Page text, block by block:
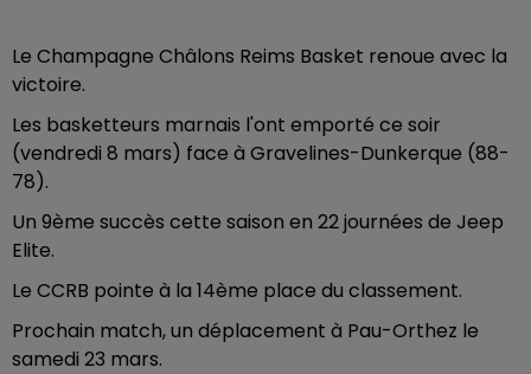
Le Champagne Châlons Reims Basket renoue avec la
victoire.
Les basketteurs marnais l'ont emporté ce soir
(vendredi 8 mars) face à Gravelines-Dunkerque (88-
78).
Un 9ème succès cette saison en 22 journées de Jeep
Elite.
Le CCRB pointe à la 14ème place du classement.
Prochain match, un déplacement à Pau-Orthez le
samedi 23 mars.